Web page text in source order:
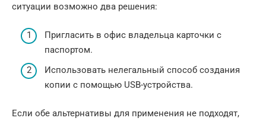
ситуации возможно два решения:
Пригласить в офис владельца карточки с
паспортом.
Использовать нелегальный способ создания
копии с помощью USB-устройства.
Если обе альтернативы для применения не подходят,